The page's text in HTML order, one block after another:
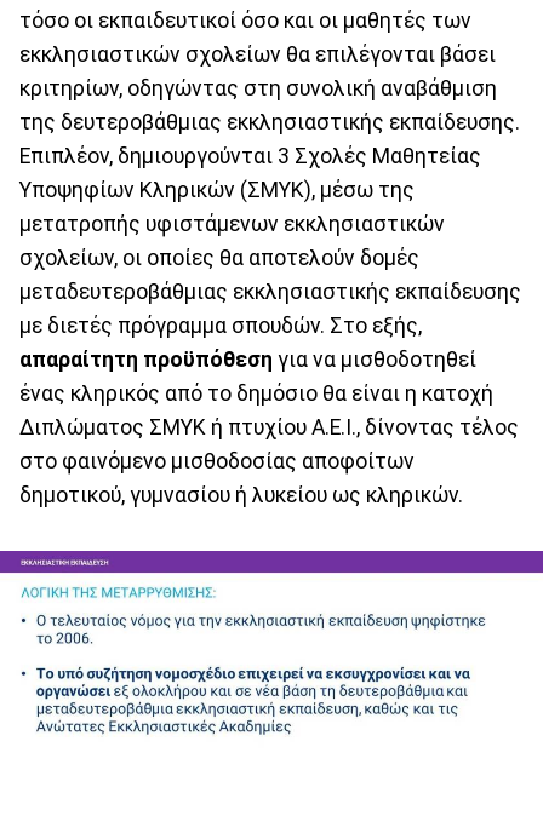
τόσο οι εκπαιδευτικοί όσο και οι μαθητές των
εκκλησιαστικών σχολείων θα επιλέγονται βάσει
κριτηρίων, οδηγώντας στη συνολική αναβάθμιση
της δευτεροβάθμιας εκκλησιαστικής εκπαίδευσης.
Επιπλέον, δημιουργούνται 3 Σχολές Μαθητείας
Υποψηφίων Κληρικών (ΣΜΥΚ), μέσω της
μετατροπής υφιστάμενων εκκλησιαστικών
σχολείων, οι οποίες θα αποτελούν δομές
μεταδευτεροβάθμιας εκκλησιαστικής εκπαίδευσης
με διετές πρόγραμμα σπουδών. Στο εξής,
απαραίτητη προϋπόθεση για να μισθοδοτηθεί
ένας κληρικός από το δημόσιο θα είναι η κατοχή
Διπλώματος ΣΜΥΚ ή πτυχίου Α.Ε.Ι., δίνοντας τέλος
στο φαινόμενο μισθοδοσίας αποφοίτων
δημοτικού, γυμνασίου ή λυκείου ως κληρικών.